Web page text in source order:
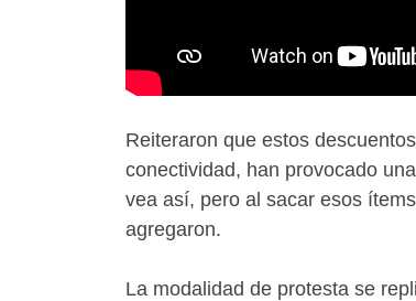
Reiteraron que estos
conectividad, han provocado
vea así, pero al sacar esos
agregaron.
La modalidad de protesta se